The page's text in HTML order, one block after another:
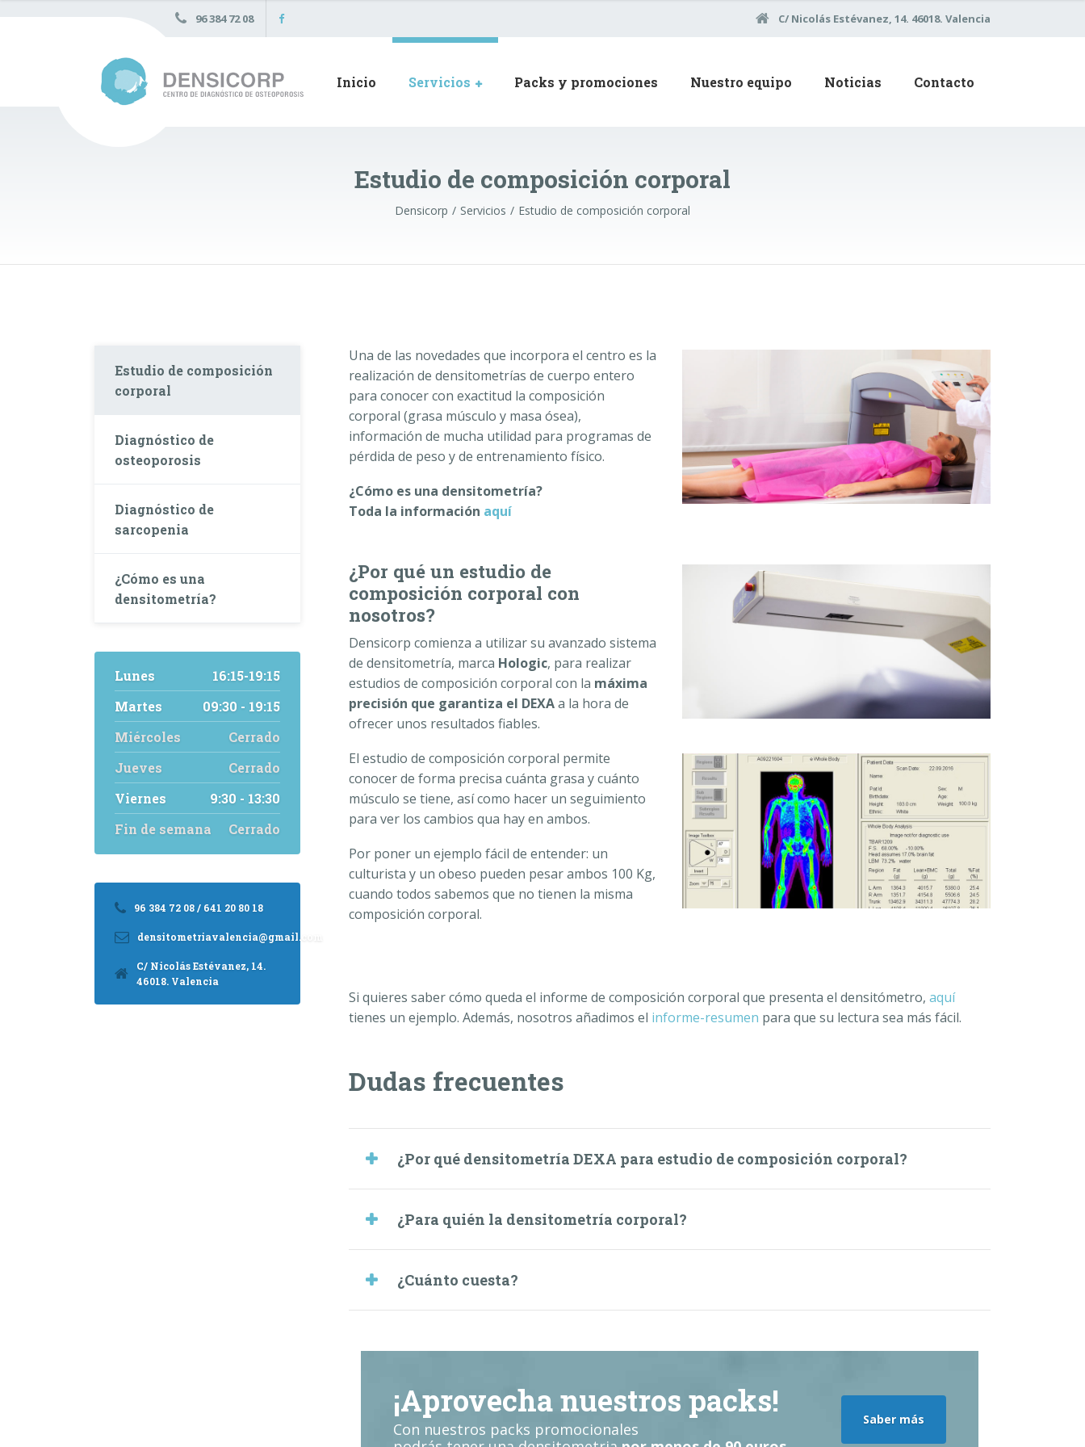
96 384 72 08 C/ Nicolás Estévanez, 14. 46018. Valencia
Inicio Servicios Packs y promociones Nuestro equipo Noticias Contacto
Estudio de composición corporal
Densicorp Servicios Estudio de composición corporal
Una de las novedades que incorpora el centro es la
realización de densitometrías de cuerpo entero
para conocer con exactitud la composición
corporal (grasa músculo y masa ósea),
información de mucha utilidad para programas de
pérdida de peso y de entrenamiento físico.
¿Cómo es una densitometría?
Toda la información aquí
¿Por qué un estudio de
composición corporal con
nosotros?
Densicorp comienza a utilizar su avanzado sistema
de densitometría, marca Hologic, para realizar
estudios de composición corporal con la máxima
precisión que garantiza el DEXAa la hora de
ofrecer unos resultados fiables.
El estudio de composición corporal permite
conocer de forma precisa cuánta grasa y cuánto
músculo se tiene, así como hacer un seguimiento
para ver los cambios qua hay en ambos.
Por poner un ejemplo fácil de entender: un
culturista y un obeso pueden pesar ambos 100 Kg,
cuando todos sabemos que no tienen la misma
composición corporal.
Si quieres saber cómo queda el informe de composición corporal que presenta el densitómetro, aquí
tienes un ejemplo. Además, nosotros añadimos el informe-resumen para que su lectura sea más fácil.
Dudas frecuentes
¿Por qué densitometría DEXA para estudio de composición corporal?
¿Para quién la densitometría corporal?
¿Cuánto cuesta?
¡Aprovecha nuestros packs!
Con nuestros packs promocionales
Saber más
Estudio de composición
corporal
Diagnóstico de
osteoporosis
Diagnóstico de
sarcopenia
¿Cómo es una
densitometría?
Lunes
16:15-19:15
Martes
09:30 - 19:15
Miércoles
Cerrado
Jueves
Cerrado
Viernes
9:30 - 13:30
Fin de semana
Cerrado
96 384 72 08 / 641 20 80 18
densitometriavalencia@gmail.com
C/ Nicolás Estévanez, 14.
46018. Valencia